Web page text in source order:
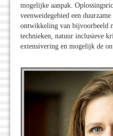
mogelijke aanpak.
veenweidegebied een
ontwikkeling van bijvoorbeeld
technieken, natuur inclusieve
extensivering en mogelijk de